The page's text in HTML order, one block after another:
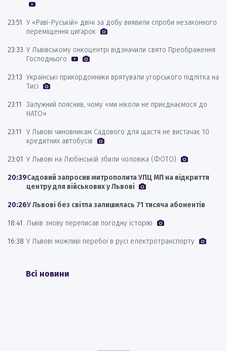
23:51 У «Раві-Руській» двічі за добу виявили спроби незаконного
переміщення цигарок
23:33 У Львівському онкоцентрі відзначили свято Преображення
Господнього
23:13 Українські прикордонники врятували угорського підлітка на
Тисі
23:11
Залужний пояснив, чому «ми ніколи не приєднаємося до
НАТО»
23:11
У Львові чиновникам Садового для щастя не вистачає 10
кредитних автобусів
23:01 У Львові на Любінській збили чоловіка (ФОТО)
20:39Садовий запросив митрополита УПЦ МП на відкриття
центру для військових у Львові
20:26У Львові без світла залишилась 71 тисяча абонентів
18:41 Львів знову переписав погодну історію
16:38 У Львові можливі перебої в русі електротранспорту
Всі новини